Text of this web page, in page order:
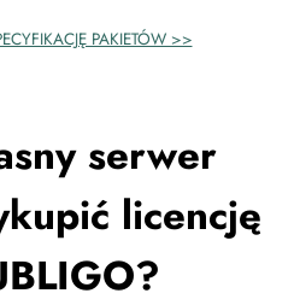
PAKIETÓW >>
serwer
licencję